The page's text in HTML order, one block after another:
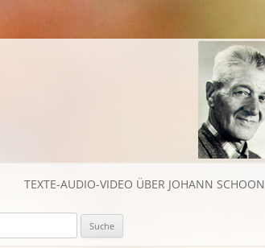
TEXTE-AUDIO-VIDEO ÜBER JOHANN SCHOON